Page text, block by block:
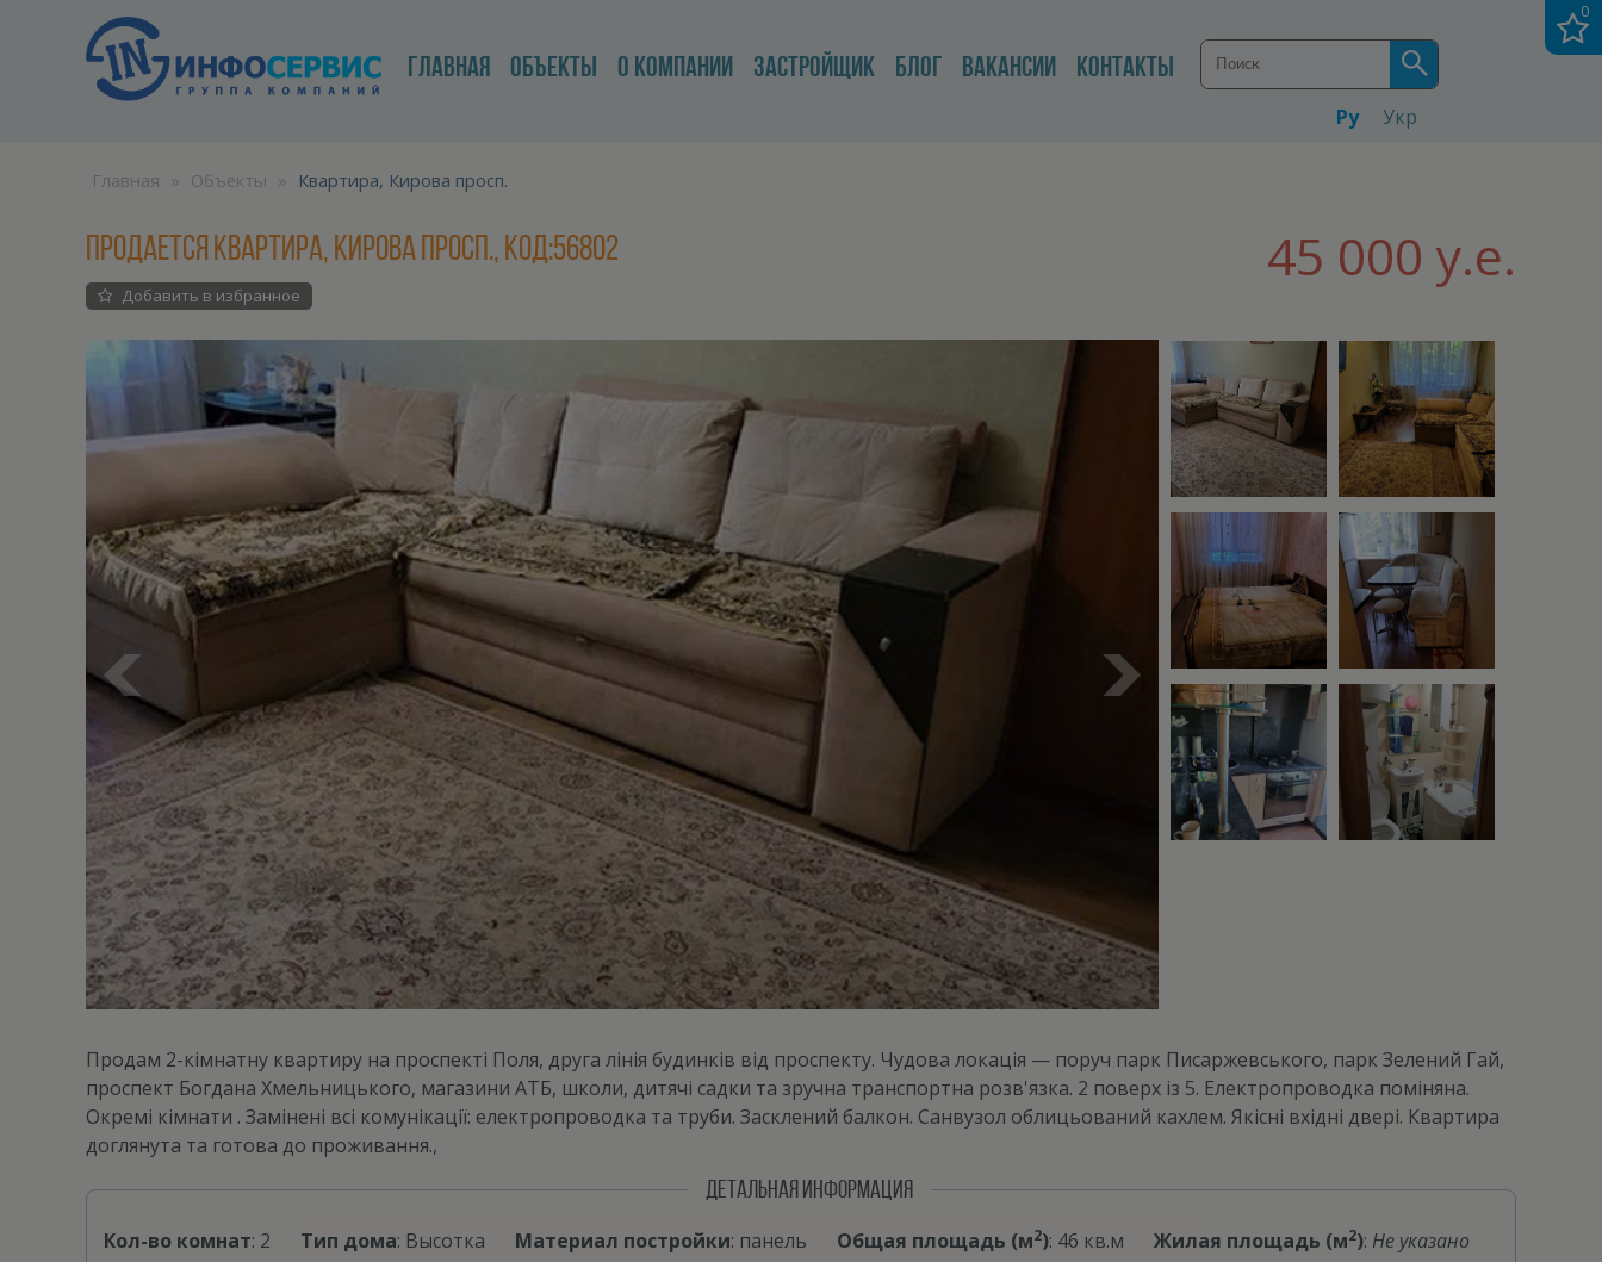
ГЛАВНАЯ ОБЪЕКТЫ О КОМПАНИИ ЗАСТРОЙЩИК БЛОГ ВАКАНСИИ КОНТАКТЫ
Ру Укр
Главная » Объекты » Квартира, Кирова просп.
Продается Квартира, Кирова просп., код:56802 45 000 у.е.
Добавить в избранное
Продам 2-кімнатну квартиру на проспекті Поля, друга лінія будинків від проспекту. Чудова локація — поруч парк Писаржевського, парк Зелений Гай,
проспект Богдана Хмельницького, магазини АТБ, школи, дитячі садки та зручна транспортна розв'язка. 2 поверх із 5. Електропроводка поміняна.
Окремі кімнати . Замінені всі комунікації: електропроводка та труби. Засклений балкон. Санвузол облицьований кахлем. Якісні вхідні двері. Квартира
доглянута та готова до проживання.,
ДЕТАЛЬНАЯ ИНФОРМАЦИЯ
Кол-во комнат: 2 Тип дома: Высотка Материал постройки: панель Общая площадь (м2): 46 кв.м Жилая площадь (м2): Не указано
0